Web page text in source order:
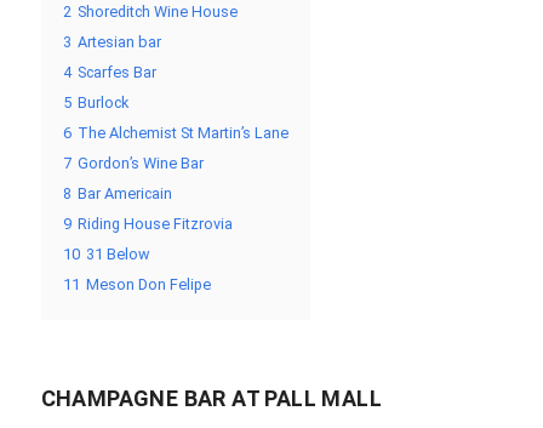
2 Shoreditch Wine House
3 Artesian bar
4 Scarfes Bar
5 Burlock
6 The Alchemist St Martin’s Lane
7 Gordon’s Wine Bar
8 Bar Americain
9 Riding House Fitzrovia
10 31 Below
11 Meson Don Felipe
CHAMPAGNE BAR AT PALL MALL